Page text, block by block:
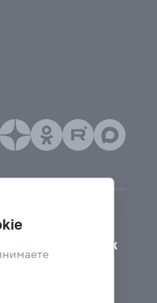
для слабовидящих